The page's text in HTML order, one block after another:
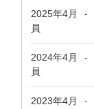
2025年4月 -
員
2024年4月 -
員
2023年4月 -